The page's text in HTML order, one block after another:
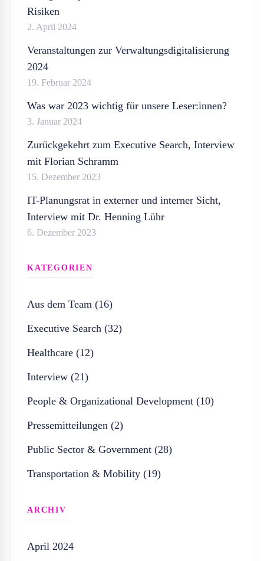
Risiken
2. April 2024
Veranstaltungen zur Verwaltungsdigitalisierung
2024
19. Februar 2024
Was war 2023 wichtig für unsere Leser:innen?
3. Januar 2024
Zurückgekehrt zum Executive Search, Interview
mit Florian Schramm
15. Dezember 2023
IT-Planungsrat in externer und interner Sicht,
Interview mit Dr. Henning Lühr
6. Dezember 2023
KATEGORIEN
Aus dem Team (16)
Executive Search (32)
Healthcare (12)
Interview (21)
People & Organizational Development (10)
Pressemitteilungen (2)
Public Sector & Government (28)
Transportation & Mobility (19)
ARCHIV
April 2024